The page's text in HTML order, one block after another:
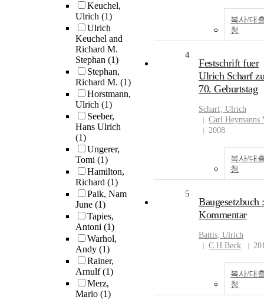
Keuchel,
Ulrich (1)
Ulrich
Keuchel and
Richard M.
Stephan (1)
Stephan,
Richard M. (1)
Horstmann,
Ulrich (1)
Seeber,
Hans Ulrich
(1)
Ungerer,
Tomi (1)
Hamilton,
Richard (1)
Paik, Nam
June (1)
Tapies,
Antoni (1)
Warhol,
Andy (1)
Rainer,
Arnulf(1)
Merz,
Mario (1)
복사/대
청
4
Festschrift fuer
Ulrich Scharf
70. Geburtstag
Scharf, Ulrich
Carl Heymanns
2008
복사/대
청
5
Baugesetzbuch :
Kommentar
Battis, Ulrich
C.H.Beck
복사/대
청